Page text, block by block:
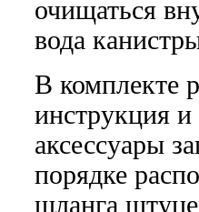
очищаться
вода
В комплекте
инструкция и
аксессуары
порядке
шланга